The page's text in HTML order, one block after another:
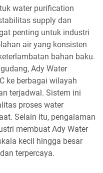
water purification
supply dan
penting untuk industri
air yang konsisten
bahan baku.
Ady Water
ke berbagai wilayah
terjadwal. Sistem ini
proses water
Selain itu, pengalaman
membuat Ady Water
kecil hingga besar
terpercaya.